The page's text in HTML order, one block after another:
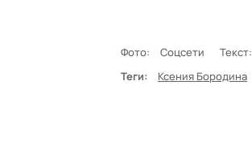
Фото: Соцсети Текст:
Теги:
Ксения Бородина